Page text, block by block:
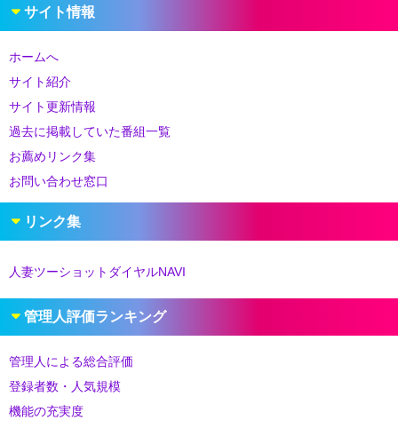
サイト情報
ホームへ
サイト紹介
サイト更新情報
過去に掲載していた番組一覧
お薦めリンク集
お問い合わせ窓口
リンク集
人妻ツーショットダイヤルNAVI
管理人評価ランキング
管理人による総合評価
登録者数・人気規模
機能の充実度